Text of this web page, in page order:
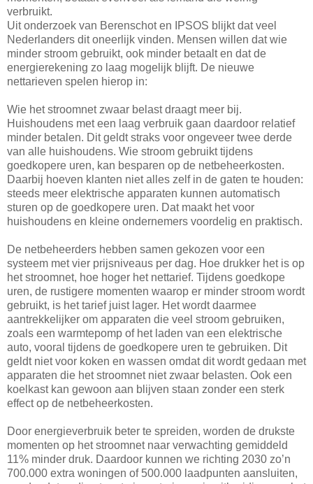
verbruikt.
Uit onderzoek van Berenschot en IPSOS blijkt dat veel
Nederlanders dit oneerlijk vinden. Mensen willen dat wie
minder stroom gebruikt, ook minder betaalt en dat de
energierekening zo laag mogelijk blijft. De nieuwe
nettarieven spelen hierop in:
Wie het stroomnet zwaar belast draagt meer bij.
Huishoudens met een laag verbruik gaan daardoor relatief
minder betalen. Dit geldt straks voor ongeveer twee derde
van alle huishoudens. Wie stroom gebruikt tijdens
goedkopere uren, kan besparen op de netbeheerkosten.
Daarbij hoeven klanten niet alles zelf in de gaten te houden:
steeds meer elektrische apparaten kunnen automatisch
sturen op de goedkopere uren. Dat maakt het voor
huishoudens en kleine ondernemers voordelig en praktisch.
De netbeheerders hebben samen gekozen voor een
systeem met vier prijsniveaus per dag. Hoe drukker het is op
het stroomnet, hoe hoger het nettarief. Tijdens goedkope
uren, de rustigere momenten waarop er minder stroom wordt
gebruikt, is het tarief juist lager. Het wordt daarmee
aantrekkelijker om apparaten die veel stroom gebruiken,
zoals een warmtepomp of het laden van een elektrische
auto, vooral tijdens de goedkopere uren te gebruiken. Dit
geldt niet voor koken en wassen omdat dit wordt gedaan met
apparaten die het stroomnet niet zwaar belasten. Ook een
koelkast kan gewoon aan blijven staan zonder een sterk
effect op de netbeheerkosten.
Door energieverbruik beter te spreiden, worden de drukste
momenten op het stroomnet naar verwachting gemiddeld
11% minder druk. Daardoor kunnen we richting 2030 zo’n
700.000 extra woningen of 500.000 laadpunten aansluiten,